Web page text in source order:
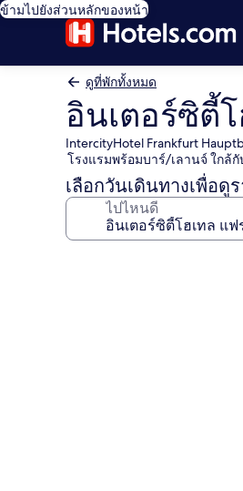
ข้ามไปยังส่วนหลักของหน้า
ดูที่พักทั้งหมด
อินเตอร์ซิตี้
IntercityHotel Frankfurt
โรงแรมพร้อมบาร์/เลานจ์ ใกล้
เลือกวันเดินทางเพื่อดู
ไปไหนดี